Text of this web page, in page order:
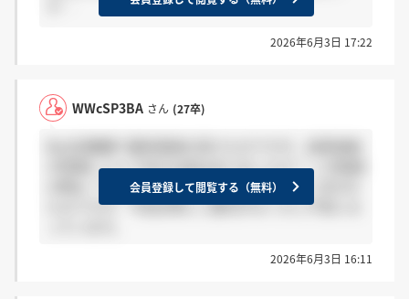
2026年6月3日 17:22
WWcSP3BA さん (27卒)
の時期について何かお話はありましたか？ 二次面接
の際は「次週の火曜日までに連絡します」と言われ
たのですが、今回は特にご案内がなく少し不安にな
会員登録して閲覧する（無料）
2026年6月3日 16:11